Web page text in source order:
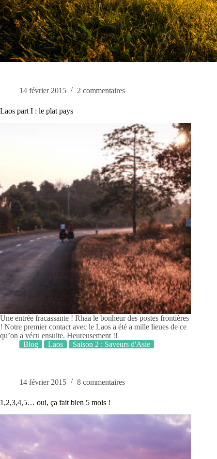
14 février 2015 2 commentaires
Laos part I : le plat pays
Une entrée fracassante ! Rhaa le bonheur des postes frontières
! Notre premier contact avec le Laos a été a mille lieues de ce
qu’on a vécu ensuite. Heureusement !!
Blog
Laos Saison 2 : Saveurs d'Asie
14 février 2015 8 commentaires
1,2,3,4,5… oui, ça fait bien 5 mois !